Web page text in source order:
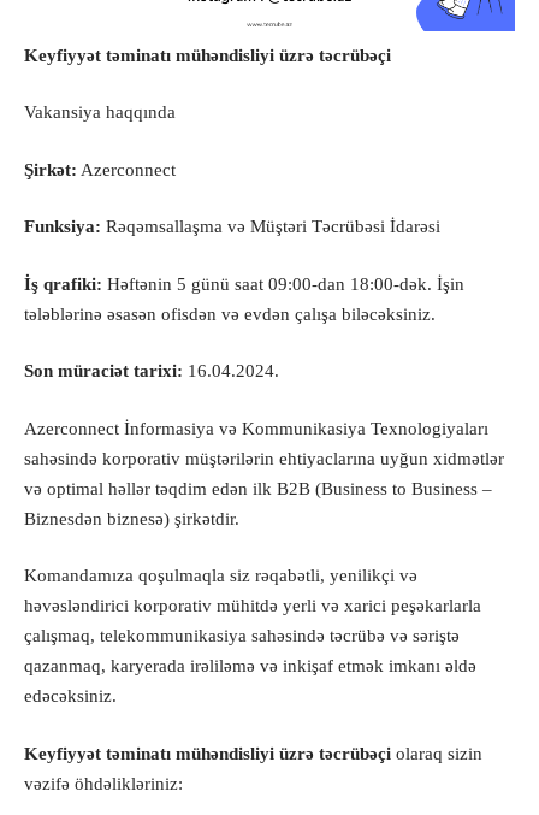
Keyfiyyət təminatı mühəndisliyi üzrə təcrübəçi
Vakansiya haqqında
Şirkət: Azerconnect
Funksiya: Rəqəmsallaşma və Müştəri Təcrübəsi İdarəsi
İş qrafiki: Həftənin 5 günü saat 09:00-dan 18:00-dək. İşin
tələblərinə əsasən ofisdən və evdən çalışa biləcəksiniz.
Son müraciət tarixi: 16.04.2024.
Azerconnect İnformasiya və Kommunikasiya Texnologiyaları
sahəsində korporativ müştərilərin ehtiyaclarına uyğun xidmətlər
və optimal həllər təqdim edən ilk B2B (Business to Business –
Biznesdən biznesə) şirkətdir.
Komandamıza qoşulmaqla siz rəqabətli, yenilikçi və
həvəsləndirici korporativ mühitdə yerli və xarici peşəkarlarla
çalışmaq, telekommunikasiya sahəsində təcrübə və səriştə
qazanmaq, karyerada irəliləmə və inkişaf etmək imkanı əldə
edəcəksiniz.
Keyfiyyət təminatı mühəndisliyi üzrə təcrübəçi olaraq sizin
vəzifə öhdəlikləriniz: